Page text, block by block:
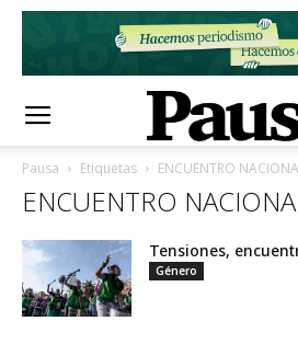
Pausa Etiquetas ENCUENTRO
ENCUENTRO
Tensiones,
Género